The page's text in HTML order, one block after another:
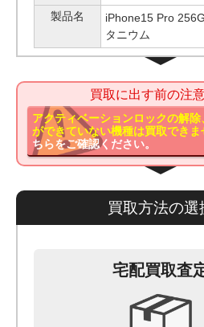
製品名
iPhone15 Pro
タニウム
買取に出す前の注
アクティベーションロックの解
ができていない機種は買取できま
ちらをご確認ください。
買取方法の選
宅配買取査